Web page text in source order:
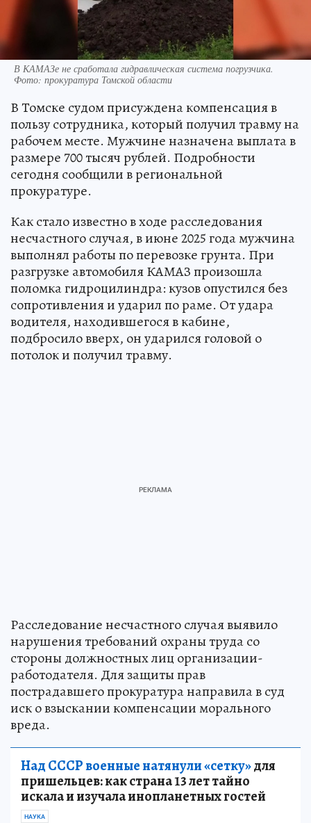
В КАМАЗе не сработала гидравлическая система погрузчика.
Фото: прокуратура Томской области
В Томске судом присуждена компенсация в
пользу сотрудника, который получил травму на
рабочем месте. Мужчине назначена выплата в
размере 700 тысяч рублей. Подробности
сегодня сообщили в региональной
прокуратуре.
Как стало известно в ходе расследования
несчастного случая, в июне 2025 года мужчина
выполнял работы по перевозке грунта. При
разгрузке автомобиля КАМАЗ произошла
поломка гидроцилиндра: кузов опустился без
сопротивления и ударил по раме. От удара
водителя, находившегося в кабине,
подбросило вверх, он ударился головой о
потолок и получил травму.
Расследование несчастного случая выявило
нарушения требований охраны труда со
стороны должностных лиц организации-
работодателя. Для защиты прав
пострадавшего прокуратура направила в суд
иск о взыскании компенсации морального
вреда.
Над СССР военные натянули «сетку»для
пришельцев: как страна 13 лет тайно
искала и изучала инопланетных гостей
НАУКА